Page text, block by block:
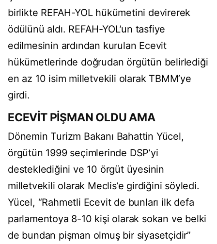
birlikte REFAH-YOL hükümetini devirerek
ödülünü aldı. REFAH-YOL’un tasfiye
edilmesinin ardından kurulan Ecevit
hükümetlerinde doğrudan örgütün belirlediği
en az 10 isim milletvekili olarak TBMM’ye
girdi.
ECEVİT PİŞMAN OLDU AMA
Dönemin Turizm Bakanı Bahattin Yücel,
örgütün 1999 seçimlerinde DSP’yi
desteklediğini ve 10 örgüt üyesinin
milletvekili olarak Meclis’e girdiğini söyledi.
Yücel, “Rahmetli Ecevit de bunları ilk defa
parlamentoya 8-10 kişi olarak sokan ve belki
de bundan pişman olmuş bir siyasetçidir”